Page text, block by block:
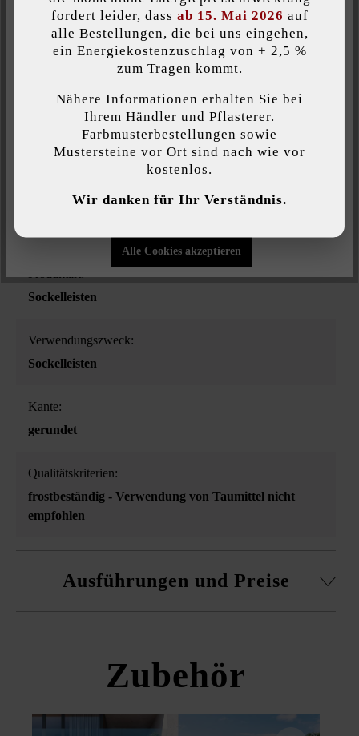
nur begehbar
Oberflächenstruktur:
Sockelleisten
Verwendungszweck:
Sockelleisten
Kante:
gerundet
Qualitätskriterien:
frostbeständig - Verwendung von Taumittel nicht
empfohlen
Ausführungen und Preise
Zubehör
Individuelle Cookies akzeptieren
Funktionalität bieten zu können...Mehr Informationen
Individuelle Einstellungen
Alle Cookies akzeptieren
fordert leider, dass ab 15. Mai 2026 auf
alle Bestellungen, die bei uns eingehen,
ein Energiekostenzuschlag von + 2,5 %
zum Tragen kommt.
Nähere Informationen erhalten Sie bei
Ihrem Händler und Pflasterer.
Farbmusterbestellungen sowie
Mustersteine vor Ort sind nach wie vor
kostenlos.
Wir danken für Ihr Verständnis.